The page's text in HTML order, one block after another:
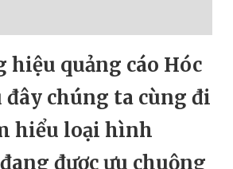
hiệu quảng cáo Hóc
đây chúng ta cùng đi
hiểu loại hình
được ưu chuộng